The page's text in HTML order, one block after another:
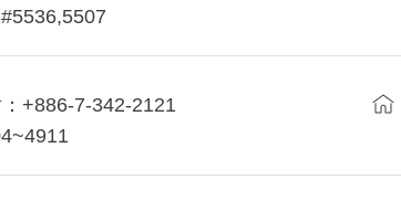
+886-7-342-2121